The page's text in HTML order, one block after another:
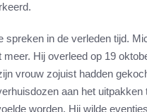
in de verleden tijd.
meer. Hij overleed op 19
vrouw zojuist hadden
aan het uitpakken
worden. Hij wilde